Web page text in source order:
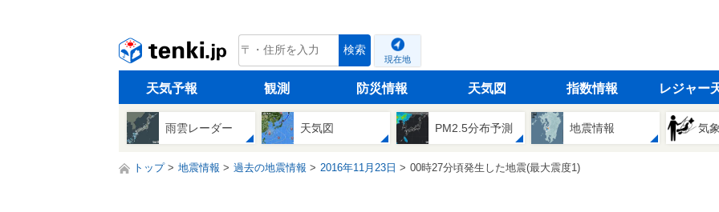
tenki.jp 検索
現在地
天気予報 観測 防災情報 天気図 指数情報 レジャー
雨雲レーダー 天気図 PM2.5分布予測 地震情報 気
トップ 地震情報 過去の地震情報 2016年11月23日 00時27分頃発生した地震(最大震度1)